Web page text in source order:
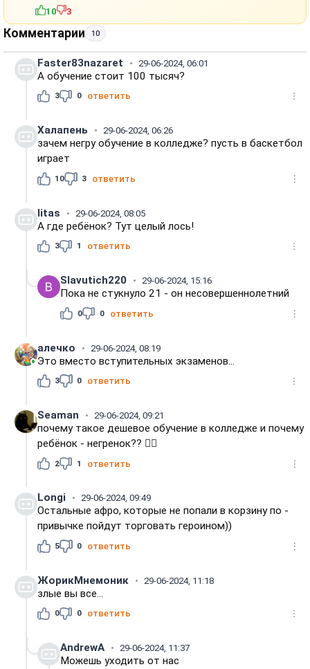
10 3
Комментарии 10
Faster83nazaret 29-06-2024, 06:01
А обучение стоит 100 тысяч?
3 0 ответить
Халапень 29-06-2024, 06:26
зачем негру обучение в колледже? пусть в баскетбол
играет
10 3 ответить
litas 29-06-2024, 08:05
А где ребёнок? Тут целый лось!
3 1 ответить
Slavutich220 29-06-2024, 15:16
Пока не стукнуло 21 - он несовершеннолетний
0 0 ответить
алечко 29-06-2024, 08:19
Это вместо вступительных экзаменов...
3 0 ответить
Seaman 29-06-2024, 09:21
почему такое дешевое обучение в колледже и почему
ребёнок - негренок?? 🤷‍♂️
2 1 ответить
Longi 29-06-2024, 09:49
Остальные афро, которые не попали в корзину по -
привычке пойдут торговать героином))
5 0 ответить
ЖорикМнемоник 29-06-2024, 11:18
злые вы все...
0 0 ответить
AndrewA 29-06-2024, 11:37
Можешь уходить от нас